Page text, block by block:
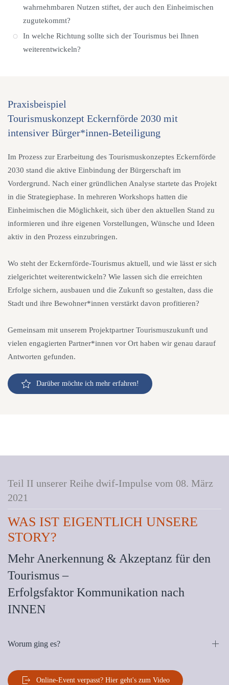
wahrnehmbaren Nutzen stiftet, der auch den Einheimischen
zugutekommt?
In welche Richtung sollte sich der Tourismus bei Ihnen
weiterentwickeln?
Praxisbeispiel
Tourismuskonzept Eckernförde 2030 mit
intensiver Bürger*innen-Beteiligung
Im Prozess zur Erarbeitung des Tourismuskonzeptes Eckernförde
2030 stand die aktive Einbindung der Bürgerschaft im
Vordergrund. Nach einer gründlichen Analyse startete das Projekt
in die Strategiephase. In mehreren Workshops hatten die
Einheimischen die Möglichkeit, sich über den aktuellen Stand zu
informieren und ihre eigenen Vorstellungen, Wünsche und Ideen
aktiv in den Prozess einzubringen.
Wo steht der Eckernförde-Tourismus aktuell, und wie lässt er sich
zielgerichtet weiterentwickeln? Wie lassen sich die erreichten
Erfolge sichern, ausbauen und die Zukunft so gestalten, dass die
Stadt und ihre Bewohner*innen verstärkt davon profitieren?
Gemeinsam mit unserem Projektpartner Tourismuszukunft und
vielen engagierten Partner*innen vor Ort haben wir genau darauf
Antworten gefunden.
Darüber möchte ich mehr erfahren!
Teil II unserer Reihe dwif-Impulse vom 08. März
2021
WAS IST EIGENTLICH UNSERE
STORY?
Mehr Anerkennung & Akzeptanz für den
Tourismus –
Erfolgsfaktor Kommunikation nach
INNEN
Worum ging es?
Online-Event verpasst? Hier geht's zum Video